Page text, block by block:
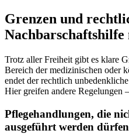
Grenzen und
Trotz aller Freiheit gibt es klare
Bereich der medizinischen oder
endet der rechtlich
Hier greifen andere Regelungen
Pflegehandlungen, die
ausgeführt werden dürfen